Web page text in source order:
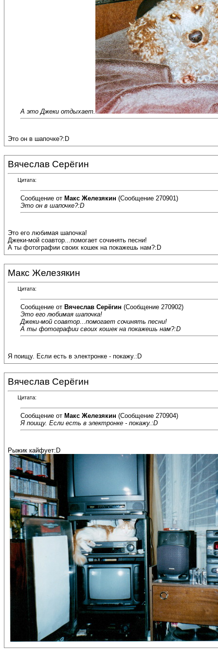
А это Джеки отдыхает.
Это он в шапочке?:D
Вячеслав Серёгин
Цитата:
Сообщение от Макс Железякин (Сообщение 270901)
Это он в шапочке?:D
Это его любимая шапочка!
Джеки-мой соавтор...помогает сочинять песни!
А ты фотографии своих кошек на покажешь нам?:D
Макс Железякин
Цитата:
Сообщение от Вячеслав Серёгин (Сообщение 270902)
Это его любимая шапочка!
Джеки-мой соавтор...помогает сочинять песни!
А ты фотографии своих кошек на покажешь нам?:D
Я поищу. Если есть в электронке - покажу.:D
Вячеслав Серёгин
Цитата:
Сообщение от Макс Железякин (Сообщение 270904)
Я поищу. Если есть в электронке - покажу.:D
Рыжик кайфует:D